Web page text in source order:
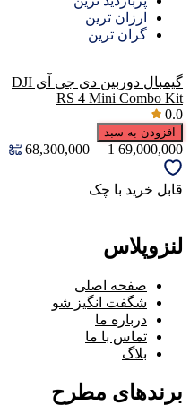
ارزان ترین
گران ترین
گيمبال دوربين دی جی آی DJI
RS 4 Mini Combo Kit
0.0
افزودن به سبد
69,000,000
1
68,300,000
قابل خرید با چک
لنزوپلاس
صفحه اصلی
شگفت انگیز شو
درباره ما
تماس با ما
بلاگ
برندهای مطرح